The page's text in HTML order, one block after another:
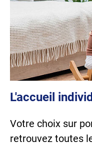
L'accueil
Votre choix sur
retrouvez toutes